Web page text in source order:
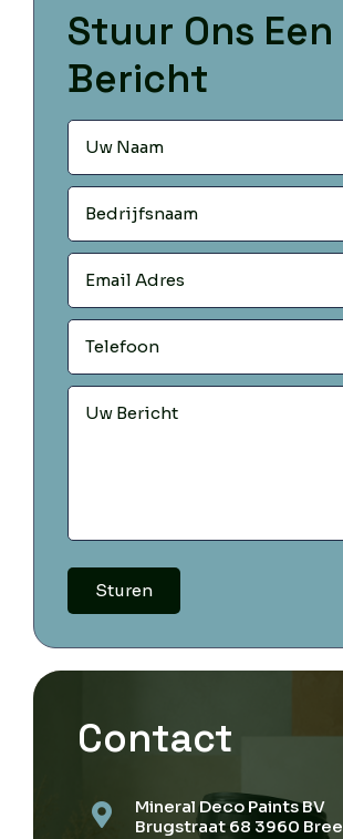
Stuur Ons Een
Bericht
Sturen
Contact
Mineral Deco Paints BV
Brugstraat 68 3960 Bree